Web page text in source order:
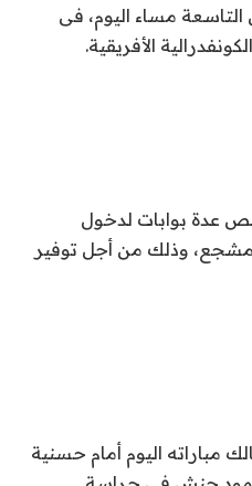
التاسعة مساء اليوم، فى
الأفريقية.
عدة بوابات لدخول
والمقدرة بـ 10آلاف مشجع، وذلك من أجل توفير
مباراته اليوم أمام حسنية